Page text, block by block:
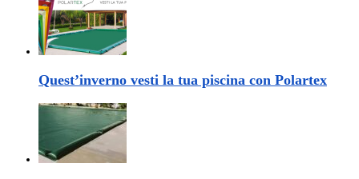
Quest’inverno vesti la tua piscina con Polartex